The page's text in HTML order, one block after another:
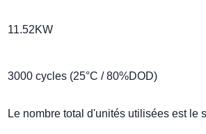
11.52KW
3000 cycles (25°C / 80%DOD)
Le nombre total d'unités utilisées est le